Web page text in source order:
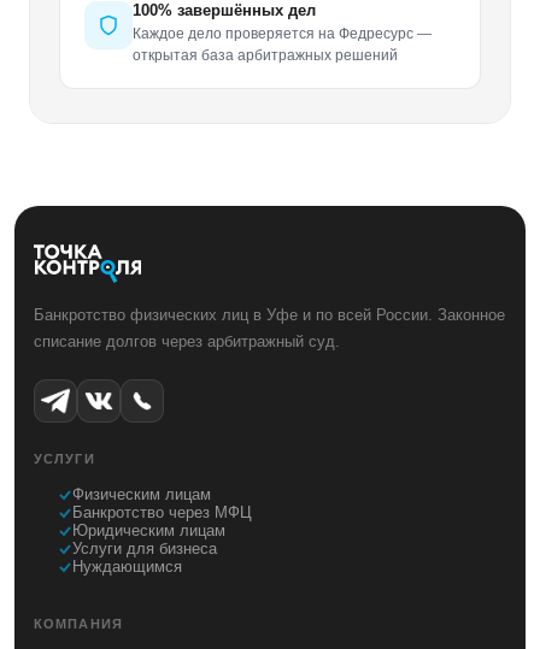
100% завершённых дел
Каждое дело проверяется на Федресурс —
открытая база арбитражных решений
Банкротство физических лиц в Уфе и по всей России. Законное
списание долгов через арбитражный суд.
УСЛУГИ
Физическим лицам
Банкротство через МФЦ
Юридическим лицам
Услуги для бизнеса
Нуждающимся
КОМПАНИЯ